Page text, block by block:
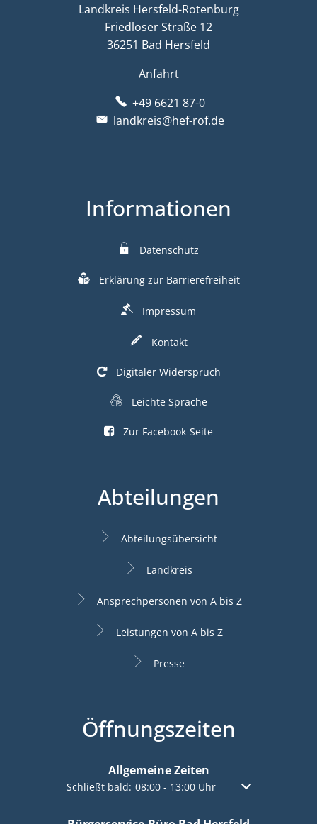
Landkreis Hersfeld-Rotenburg
Friedloser Straße 12
36251 Bad Hersfeld
Anfahrt
+49 6621 87-0
landkreis@hef-rof.de
Informationen
Datenschutz
Erklärung zur Barrierefreiheit
Impressum
Kontakt
Digitaler Widerspruch
Leichte Sprache
Zur Facebook-Seite
Abteilungen
Abteilungsübersicht
Landkreis
Ansprechpersonen von A bis Z
Leistungen von A bis Z
Presse
Öffnungszeiten
Allgemeine Zeiten
Klicken, um weitere Öffnungs- oder Schließzeiten
Schließt bald: 08:00- 13:00Uhr Von 08:00 bis